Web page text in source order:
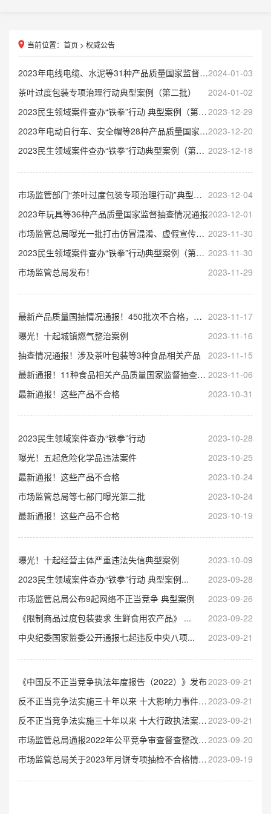
当前位置： 首页 > 权威公告
2024-01-03
2023年电线电缆、水泥等31种产品质量国家监督抽查情况通报
2024-01-02
茶叶过度包装专项治理行动典型案例（第二批）
2023-12-29
2023民生领域案件查办“铁拳”行动 典型案例（第十一批）
2023-12-20
2023年电动自行车、安全帽等28种产品质量国家监督抽查情况通报
2023-12-18
2023民生领域案件查办“铁拳”行动典型案例（第十批）
2023-12-04
市场监管部门“茶叶过度包装专项治理行动”典型案例（第一批）
2023-12-01
2023年玩具等36种产品质量国家监督抽查情况通报
2023-11-30
市场监管总局曝光一批打击仿冒混淆、虚假宣传、虚假登记注册违法行为典型案例
2023-11-30
2023民生领域案件查办“铁拳”行动典型案例（第九批）
2023-11-29
市场监管总局发布！
2023-11-17
最新产品质量国抽情况通报！450批次不合格，一单位拒检
2023-11-16
曝光！十起城镇燃气整治案例
2023-11-15
抽查情况通报！涉及茶叶包装等3种食品相关产品
2023-11-06
最新通报！11种食品相关产品质量国家监督抽查情况
2023-10-31
最新通报！这些产品不合格
2023-10-28
2023民生领域案件查办“铁拳”行动
2023-10-25
曝光！五起危险化学品违法案件
2023-10-24
最新通报！这些产品不合格
2023-10-24
市场监管总局等七部门曝光第二批
2023-10-19
最新通报！这些产品不合格
2023-10-09
曝光！十起经营主体严重违法失信典型案例
2023-09-28
2023民生领域案件查办“铁拳”行动 典型案例...
2023-09-26
市场监管总局公布9起网络不正当竞争 典型案例
2023-09-22
《限制商品过度包装要求 生鲜食用农产品》 ...
2023-09-21
中央纪委国家监委公开通报七起违反中央八项...
2023-09-21
《中国反不正当竞争执法年度报告（2022）》发布
2023-09-21
反不正当竞争法实施三十年以来 十大影响力事件 （1993—2023）
2023-09-21
反不正当竞争法实施三十年以来 十大行政执法案件 （1993—2023）
2023-09-20
市场监管总局通报2022年公平竞争审查督查整改案例
2023-09-19
市场监管总局关于2023年月饼专项抽检不合格情况的通告